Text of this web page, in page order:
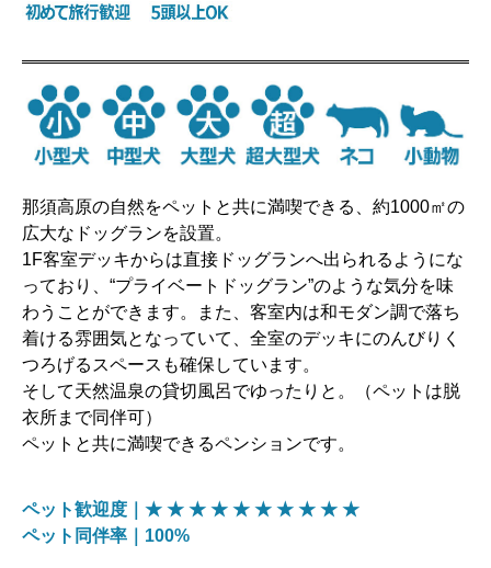
那須高原の自然をペットと共に満喫できる、約1000㎡の
広大なドッグランを設置。
1F客室デッキからは直接ドッグランへ出られるようにな
っており、“プライベートドッグラン”のような気分を味
わうことができます。また、客室内は和モダン調で落ち
着ける雰囲気となっていて、全室のデッキにのんびりく
つろげるスペースも確保しています。
そして天然温泉の貸切風呂でゆったりと。（ペットは脱
衣所まで同伴可）
ペットと共に満喫できるペンションです。
ペット歓迎度｜★ ★ ★ ★ ★ ★ ★ ★ ★ ★
ペット同伴率｜100%